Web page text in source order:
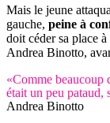
Mais le jeune
gauche, peine à
doit céder sa place
Andrea Binotto,
«Comme beaucoup
était un peu pataud,
Andrea Binotto